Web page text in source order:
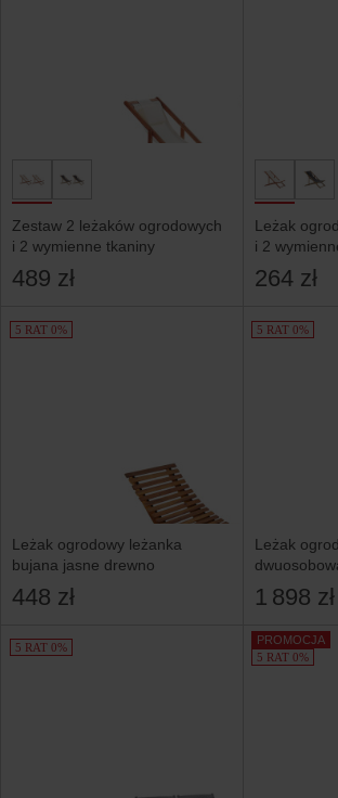
Zestaw 2 leżaków ogrodowych
i 2 wymienne tkaniny
489 zł
Leżak
i 2
264 zł
5 RAT 0%
Leżak ogrodowy leżanka
bujana jasne drewno
448 zł
5 RAT 0%
Leżak
Pionza szara
1 898 zł
5 RAT 0%
PROMOCJA
5 RAT 0%